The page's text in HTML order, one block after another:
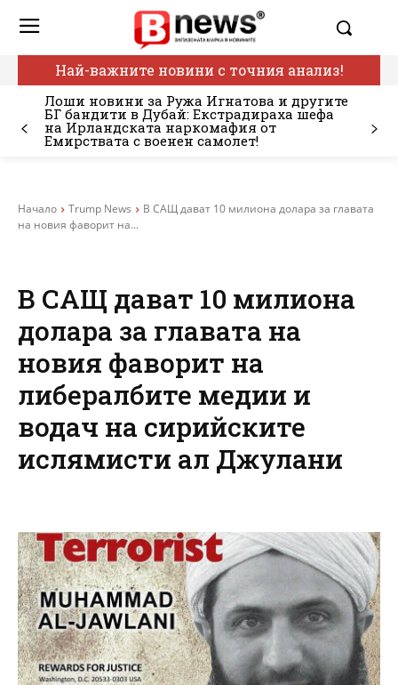
Най-важните новини с точния анализ!
Лоши новини за Ружа Игнатова и другите
БГ бандити в Дубай: Екстрадираха шефа
на Ирландската наркомафия от
Емирствата с военен самолет!
Начало Trump News
В САЩ дават 10 милиона долара за главата
на новия фаворит на...
В САЩ дават 10 милиона
долара за главата на
новия фаворит на
либералбите медии и
водач на сирийските
ислямисти ал Джулани